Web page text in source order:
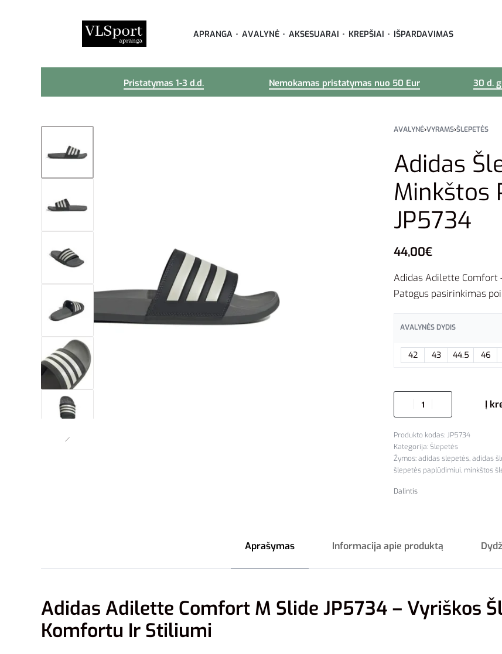
APRANGA AVALYNĖ AKSESUARAI KREPŠIAI IŠPARDAVIMAS
Pristatymas 1-3 d.d. Nemokamas pristatymas nuo 50 Eur 30 d.
AVALYNĖ›VYRAMS›ŠLEPETĖS
Adidas
Minkštos
JP5734
44,00€
Adidas Adilette Comfort
Patogus pasirinkimas
AVALYNĖS DYDIS
42 43 44.5 46
Į
JP5734
Kategorija:Šlepetės
Žymos:adidas slepetės,adidas
šlepetės paplūdimiui, minkštos
Dalintis
Aprašymas Informacija apie produktą
Adidas Adilette Comfort M Slide JP5734 – Vyriškos
Komfortu Ir Stiliumi